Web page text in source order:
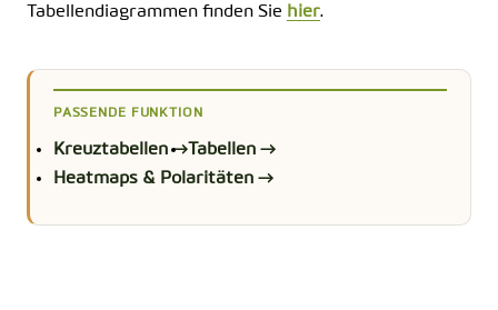
Tabellendiagrammen finden Sie hier.
PASSENDE FUNKTION
Kreuztabellen →Tabellen →
Heatmaps & Polaritäten →